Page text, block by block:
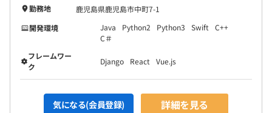
勤務地
鹿児島県鹿児島市中町7-1
開発環境
Java Python2 Python3 Swift
C++
C＃
フレームワー
ク
Django React Vue.js
気になる(会員登録) 詳細を見る